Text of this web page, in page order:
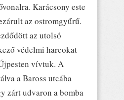
Karácsony este
az ostromgyűrű.
az utolsó
védelmi harcokat
vívtuk. A
a Baross utcába
zárt udvaron a bomba